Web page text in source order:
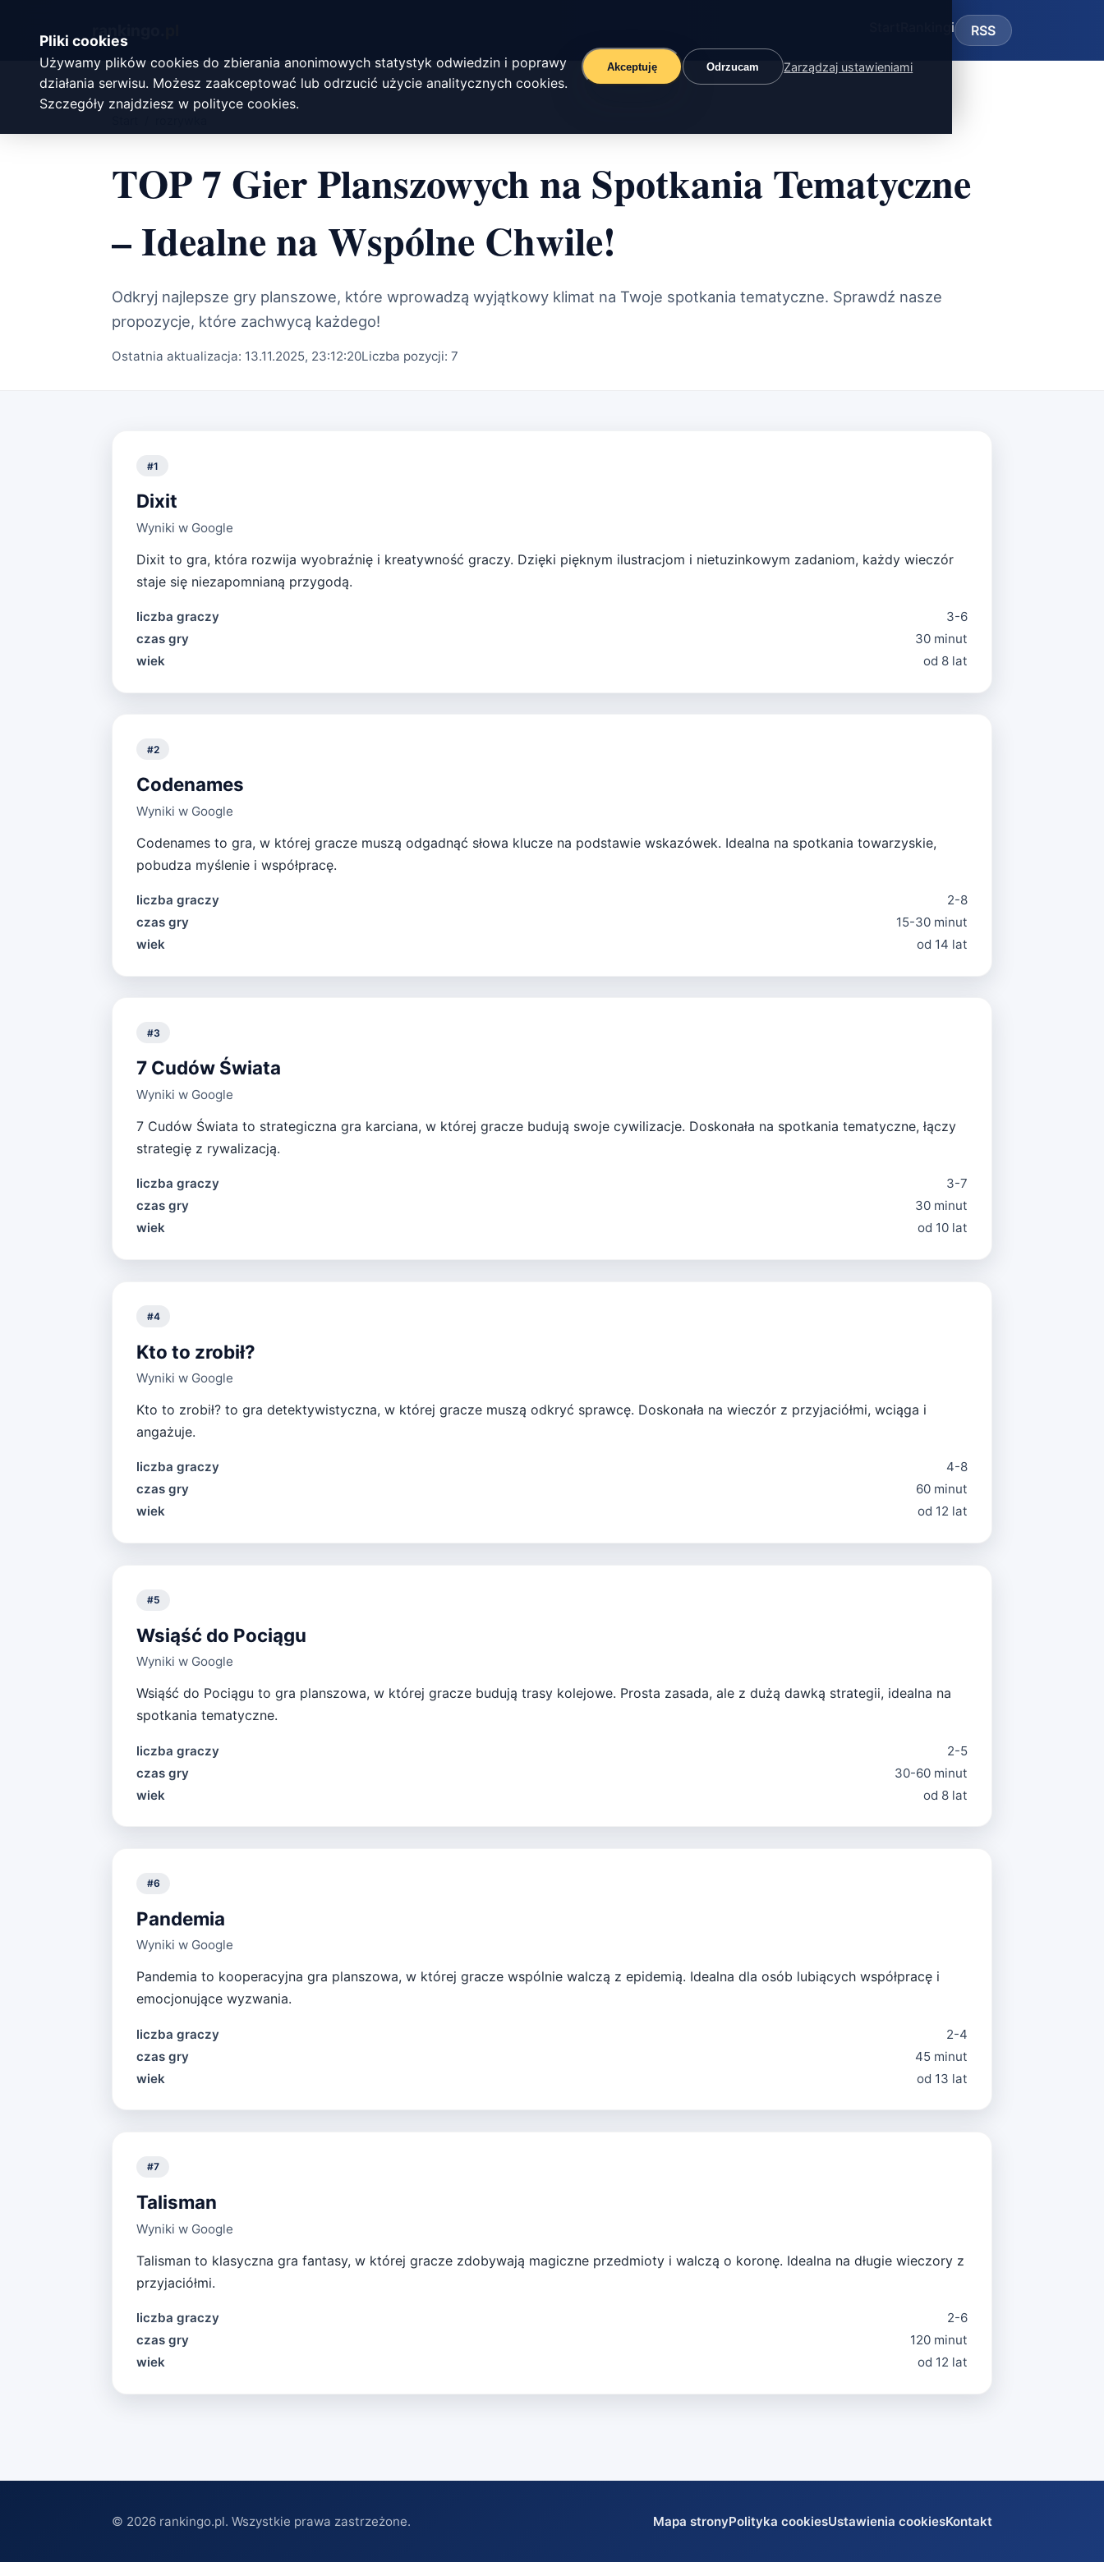
Pliki cookies
Używamy plików cookies do zbierania anonimowych statystyk odwiedzin i poprawy
działania serwisu. Możesz zaakceptować lub odrzucić użycie analitycznych cookies.
Szczegóły znajdziesz w polityce cookies.
Akceptuję Odrzucam Zarządzaj ustawieniami
rankingo. Rankingi RSS
TOP 7 Gier Planszowych na Spotkania Tematyczne
– Idealne na Wspólne Chwile!
Odkryj najlepsze gry planszowe, które wprowadzą wyjątkowy klimat na Twoje spotkania tematyczne. Sprawdź nasze
propozycje, które zachwycą każdego!
Ostatnia aktualizacja: 13.11.2025, 23:12:20Liczba pozycji: 7
#1
Dixit
Wyniki w Google
Dixit to gra, która rozwija wyobraźnię i kreatywność graczy. Dzięki pięknym ilustracjom i nietuzinkowym zadaniom, każdy wieczór
staje się niezapomnianą przygodą.
liczba graczy
3-6
czas gry
30 minut
wiek
od 8 lat
#2
Codenames
Wyniki w Google
Codenames to gra, w której gracze muszą odgadnąć słowa klucze na podstawie wskazówek. Idealna na spotkania towarzyskie,
pobudza myślenie i współpracę.
liczba graczy
2-8
czas gry
15-30 minut
wiek
od 14 lat
#3
7 Cudów Świata
Wyniki w Google
7 Cudów Świata to strategiczna gra karciana, w której gracze budują swoje cywilizacje. Doskonała na spotkania tematyczne, łączy
strategię z rywalizacją.
liczba graczy
3-7
czas gry
30 minut
wiek
od 10 lat
#4
Kto to zrobił?
Wyniki w Google
Kto to zrobił? to gra detektywistyczna, w której gracze muszą odkryć sprawcę. Doskonała na wieczór z przyjaciółmi, wciąga i
angażuje.
liczba graczy
4-8
czas gry
60 minut
wiek
od 12 lat
#5
Wsiąść do Pociągu
Wyniki w Google
Wsiąść do Pociągu to gra planszowa, w której gracze budują trasy kolejowe. Prosta zasada, ale z dużą dawką strategii, idealna na
spotkania tematyczne.
liczba graczy
2-5
czas gry
30-60 minut
wiek
od 8 lat
#6
Pandemia
Wyniki w Google
Pandemia to kooperacyjna gra planszowa, w której gracze wspólnie walczą z epidemią. Idealna dla osób lubiących współpracę i
emocjonujące wyzwania.
liczba graczy
2-4
czas gry
45 minut
wiek
od 13 lat
#7
Talisman
Wyniki w Google
Talisman to klasyczna gra fantasy, w której gracze zdobywają magiczne przedmioty i walczą o koronę. Idealna na długie wieczory z
przyjaciółmi.
liczba graczy
2-6
czas gry
120 minut
wiek
od 12 lat
© 2026 rankingo.pl. Wszystkie prawa zastrzeżone. Mapa stronyPolityka cookiesUstawienia cookiesKontakt